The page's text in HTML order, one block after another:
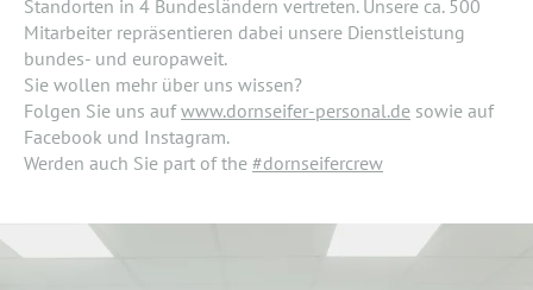
Standorten in 4 Bundesländern vertreten. Unsere ca. 500
Mitarbeiter repräsentieren dabei unsere Dienstleistung
bundes- und europaweit.
Sie wollen mehr über uns wissen?
Folgen Sie uns aufwww.dornseifer-personal.de sowie auf
Facebook und Instagram.
Werden auch Sie part of the #dornseifercrew